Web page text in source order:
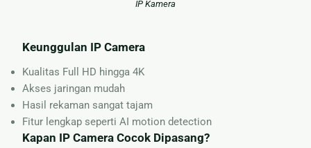
IP Kamera
Keunggulan IP Camera
Kualitas Full HD hingga 4K
Akses jaringan mudah
Hasil rekaman sangat tajam
Fitur lengkap seperti AI motion detection
Kapan IP Camera Cocok Dipasang?